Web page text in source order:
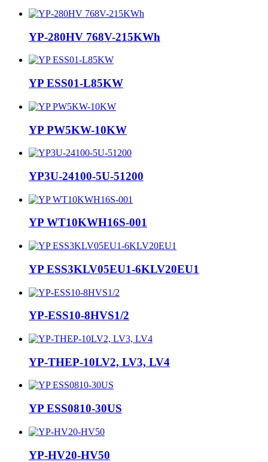
YP-280HV 768V-215KWh
YP ESS01-L85KW
YP PW5KW-10KW
YP3U-24100-5U-51200
YP WT10KWH16S-001
YP ESS3KLV05EU1-6KLV20EU1
YP-ESS10-8HVS1/2
YP-THEP-10LV2, LV3, LV4
YP ESS0810-30US
YP-HV20-HV50